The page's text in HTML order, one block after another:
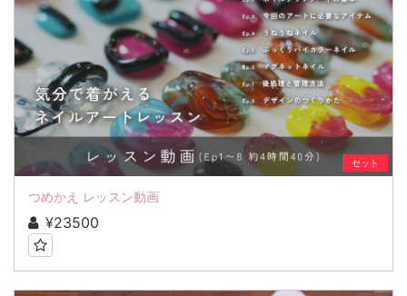
セット
つめかえ レッスン動画
¥23500